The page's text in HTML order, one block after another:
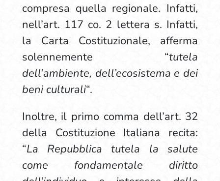
compresa quella regionale. Infatti,
nell’art. 117 co. 2 lettera s. Infatti,
la Carta Costituzionale, afferma
solennemente “tutela
dell’ambiente, dell’ecosistema e dei
beni culturali“.
Inoltre, il primo comma dell’art. 32
della Costituzione Italiana recita:
“La Repubblica tutela la salute
come fondamentale diritto